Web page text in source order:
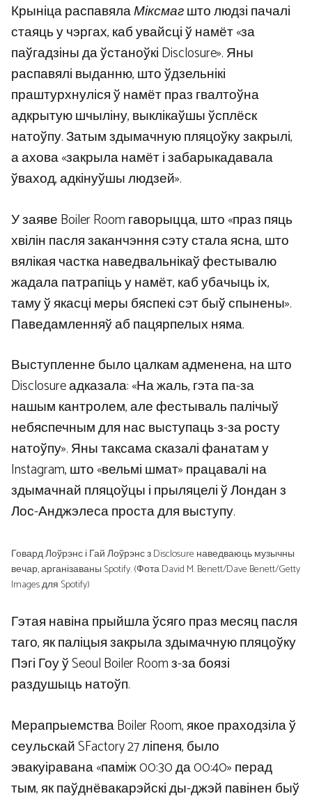
Крыніца распавялаМіксмагшто людзі пачалі
стаяць у чэргах, каб увайсці ў намёт «за
паўгадзіны да ўстаноўкі Disclosure». Яны
распавялі выданню, што ўдзельнікі
праштурхнуліся ў намёт праз гвалтоўна
адкрытую шчыліну, выклікаўшы ўсплёск
натоўпу. Затым здымачную пляцоўку закрылі,
а ахова «закрыла намёт і забарыкадавала
ўваход, адкінуўшы людзей».
У заяве Boiler Room гаворыцца, што «праз пяць
хвілін пасля заканчэння сэту стала ясна, што
вялікая частка наведвальнікаў фестывалю
жадала патрапіць у намёт, каб убачыць іх,
таму ў якасці меры бяспекі сэт быў спынены».
Паведамленняў аб пацярпелых няма.
Выступленне было цалкам адменена, на што
Disclosure адказала: «На жаль, гэта па-за
нашым кантролем, але фестываль палічыў
небяспечным для нас выступаць з-за росту
натоўпу». Яны таксама сказалі фанатам у
Instagram, што «вельмі шмат» працавалі на
здымачнай пляцоўцы і прыляцелі ў Лондан з
Лос-Анджэлеса проста для выступу.
Говард Лоўрэнс і Гай Лоўрэнс з Disclosure наведваюць музычны
вечар, арганізаваны Spotify. (Фота David M. Benett/Dave Benett/Getty
Images для Spotify)
Гэтая навіна прыйшла ўсяго праз месяц пасля
таго, як паліцыя закрыла здымачную пляцоўку
Пэгі Гоу ў Seoul Boiler Room з-за боязі
раздушыць натоўп.
Мерапрыемства Boiler Room, якое праходзіла ў
сеульскай SFactory 27 ліпеня, было
эвакуіравана «паміж 00:30 да 00:40» перад
тым, як паўднёвакарэйскі ды-джэй павінен быў